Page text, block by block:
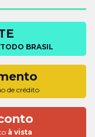
TODO BRASIL
de crédito
à vista